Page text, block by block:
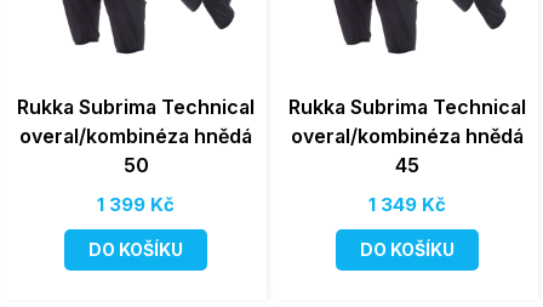
Rukka Subrima Technical
overal/kombinéza hnědá
50
1 399 Kč
DO KOŠÍKU
Rukka Subrima Technical
overal/kombinéza hnědá
45
1 349 Kč
DO KOŠÍKU